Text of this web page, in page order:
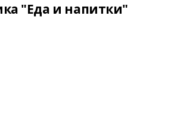
"Еда и напитки"